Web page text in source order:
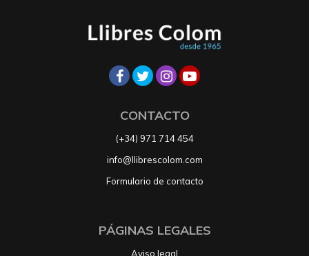
CONTACTO
(+34) 971 714 454
info@llibrescolom.com
Formulario de contacto
PÁGINAS LEGALES
Aviso legal